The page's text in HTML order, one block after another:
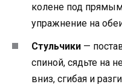
колене под
упражнение на
Стульчики —
спиной, сядьте на
вниз, сгибая и